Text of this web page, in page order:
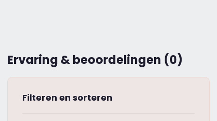
Ervaring & beoordelingen (0)
Filteren en sorteren